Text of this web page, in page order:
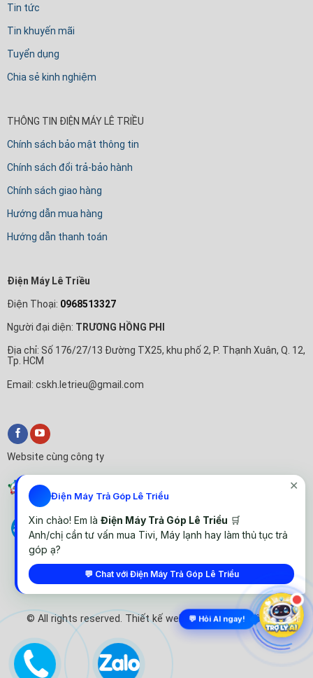
Tin tức
Tin khuyến mãi
Tuyển dụng
Chia sẻ kinh nghiệm
THÔNG TIN ĐIỆN MÁY LÊ TRIỀU
Chính sách bảo mật thông tin
Chính sách đổi trả-bảo hành
Chính sách giao hàng
Hướng dẫn mua hàng
Hướng dẫn thanh toán
Điện Máy Lê Triều
Điện Thoại: 0968513327
Người đại diện: TRƯƠNG HỒNG PHI
Địa chỉ: Số 176/27/13 Đường TX25, khu phố 2, P. Thạnh Xuân, Q. 12,
Tp. HCM
Email: cskh.letrieu@gmail.com
Website cùng công ty
© All rights reserved. Thiết kế website Điện Máy Lê Triều
✕
Điện Máy Trả Góp Lê Triều
Xin chào! Em là Điện Máy Trả Góp Lê Triều 🛒
Anh/chị cần tư vấn mua Tivi, Máy lạnh hay làm thủ tục trả
góp ạ?
💬 Chat với Điện Máy Trả Góp Lê Triều
💬 Hỏi AI ngay!